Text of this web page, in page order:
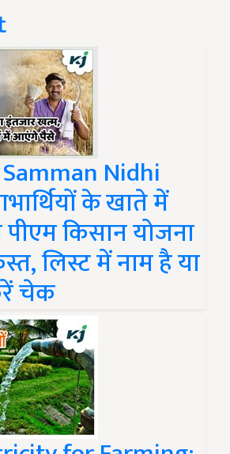
Nidhi
के खाते में
किसान योजना
लिस्ट में नाम है या
चेक